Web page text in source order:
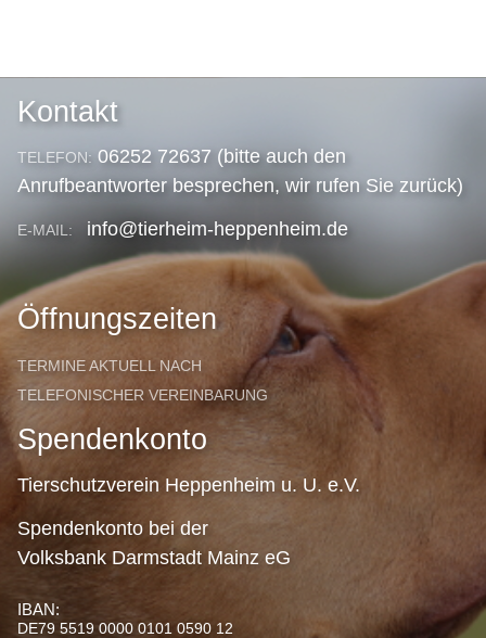
Kontakt
TELEFON: 06252 72637 (bitte auch den
Anrufbeantworter besprechen, wir rufen Sie zurück)
E-MAIL: info@tierheim-heppenheim.de
Öffnungszeiten
TERMINE AKTUELL NACH
TELEFONISCHER VEREINBARUNG
Spendenkonto
Tierschutzverein Heppenheim u. U. e.V.
Spendenkonto bei der
Volksbank Darmstadt Mainz eG
IBAN:
DE79 5519 0000 0101 0590 12